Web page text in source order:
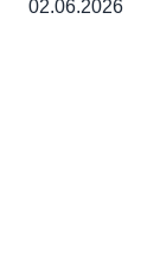
02.06.2026